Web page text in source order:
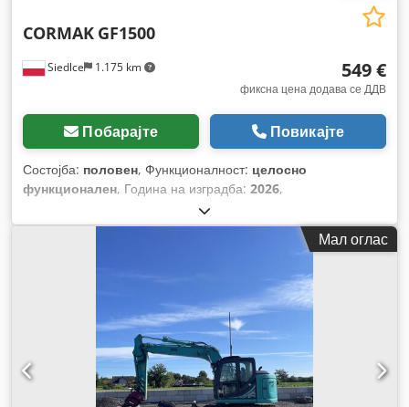
Siedlce 1.175 km
CORMAK GF1500
549 €
фиксна цена додава се ДДВ
Побарајте Повикајте
Состојба: половен, Функционалност: целосно
функционален, Година на изградба: 2026,
Мал оглас